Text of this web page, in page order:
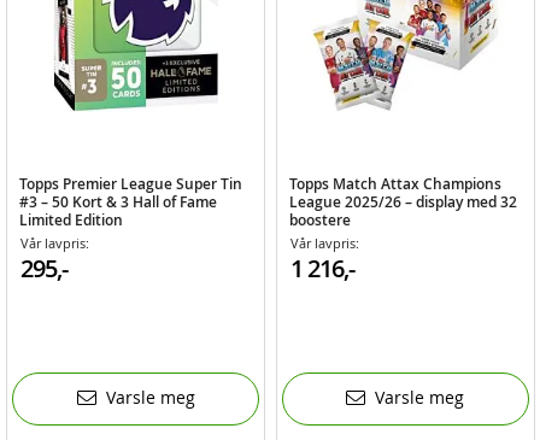
Topps Premier League Super Tin
#3 – 50 Kort & 3 Hall of Fame
Limited Edition
Vår lavpris:
295,-
Varsle meg
Topps Match Attax Champions
League 2025/26 – display med 32
boostere
Vår lavpris:
1 216,-
Varsle meg